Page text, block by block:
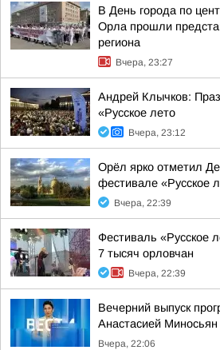
В День города по
Орла прошли
региона
Вчера, 23:27
Андрей Клычков:
«Русское лето
Вчера, 23:12
Орёл ярко отметил
фестивале «Русское
Вчера, 22:39
Фестиваль «Русское
7 тысяч орловчан
Вчера, 22:39
Вечерний выпуск
Анастасией Миносьян
Вчера, 22:06